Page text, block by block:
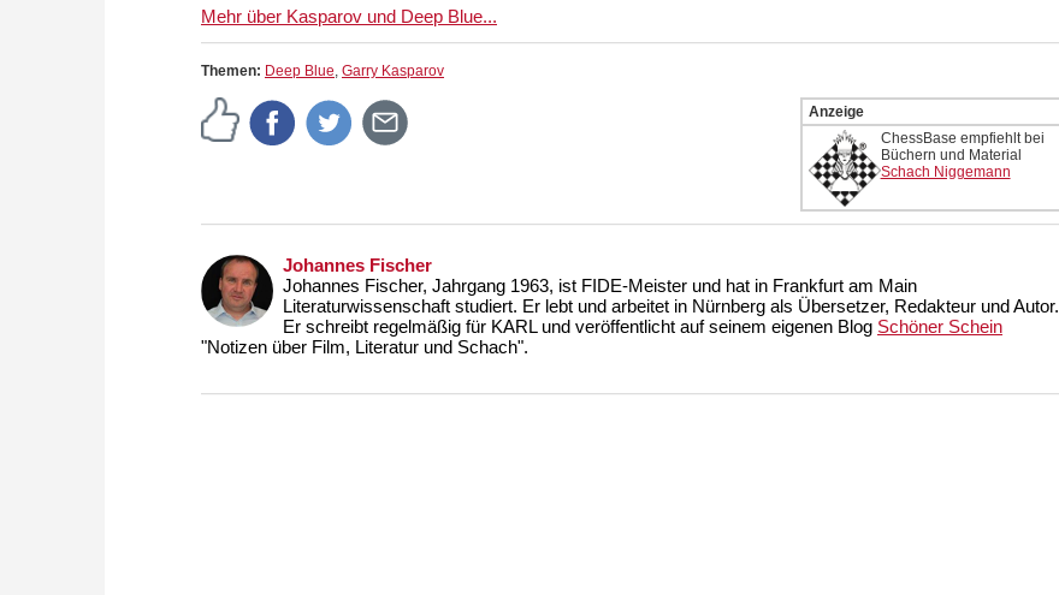
Mehr über Kasparov und Deep Blue...
Themen: Deep Blue, Garry Kasparov
Anzeige
ChessBase empfiehlt bei
Büchern und Material
Schach Niggemann
Johannes Fischer
Johannes Fischer, Jahrgang 1963, ist FIDE-Meister und hat in Frankfurt am Main
Literaturwissenschaft studiert. Er lebt und arbeitet in Nürnberg als Übersetzer, Redakteur und Autor.
Er schreibt regelmäßig für KARL und veröffentlicht auf seinem eigenen Blog Schöner Schein
"Notizen über Film, Literatur und Schach".